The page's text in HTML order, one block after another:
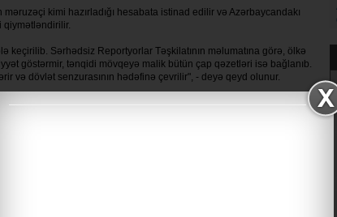
kimi hazırladığı hesabata istinad edilir və Azərbaycandakı
qiymətləndirilir.
Sərhədsiz Reportyorlar Təşkilatının məlumatına görə, ölkə
göstərmir, tənqidi mövqeyə malik bütün çap qəzetləri isə bağlanıb.
və dövlət senzurasının hədəfinə çevrilir", - deyə qeyd olunur.
Təhlükəsizliyi Platformasına istinadən Azərbaycanda 36 müstəqil
qaldırılan "ciddi məsələləri həll etmək əvəzinə, 2025 və 2026-cı
Parlament Assambleyasının fəaliyyətində iştirakdan yayınmasına
hakimiyyətindən ölkədaxili qanunvericiliyin konvensiyanın
etdiyinə dair izahat tələb etməsi barədə çağırış olunur.